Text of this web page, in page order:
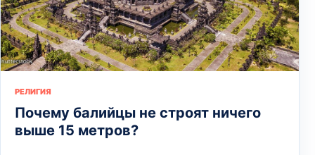
РЕЛИГИЯ
Почему балийцы не строят ничего
выше 15 метров?